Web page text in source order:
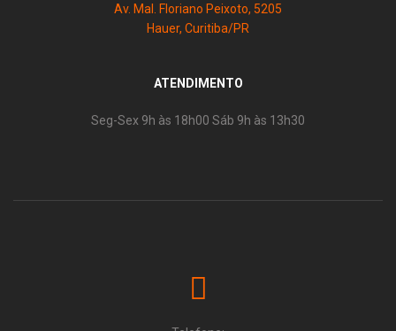
Av. Mal. Floriano Peixoto, 5205
Hauer, Curitiba/PR
ATENDIMENTO
Seg-Sex 9h às 18h00 Sáb 9h às 13h30